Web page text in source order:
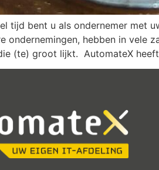
tijd bent u als ondernemer met
ondernemingen, hebben in vele
(te) groot lijkt. AutomateX